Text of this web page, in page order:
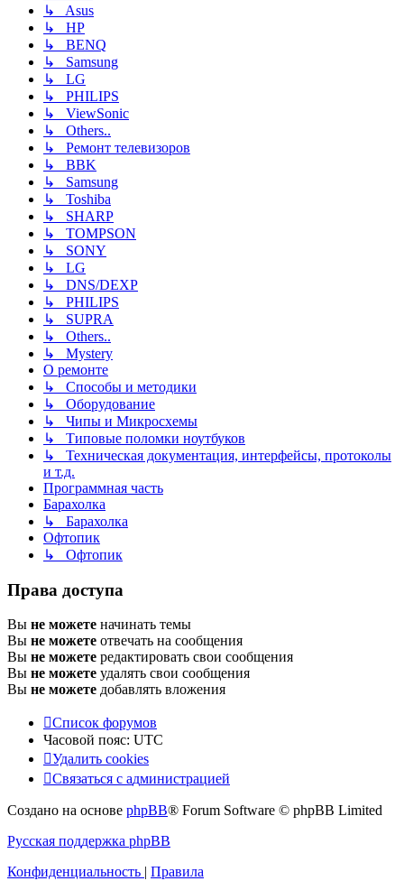
↳ Asus
↳ HP
↳ BENQ
↳ Samsung
↳ LG
↳ PHILIPS
↳ ViewSonic
↳ Others..
↳ Ремонт телевизоров
↳ BBK
↳ Samsung
↳ Toshiba
↳ SHARP
↳ TOMPSON
↳ SONY
↳ LG
↳ DNS/DEXP
↳ PHILIPS
↳ SUPRA
↳ Others..
↳ Mystery
О ремонте
↳ Способы и методики
↳ Оборудование
↳ Чипы и Микросхемы
↳ Типовые поломки ноутбуков
↳ Техническая документация, интерфейсы, протоколы
и т.д.
Программная часть
Барахолка
↳ Барахолка
Офтопик
↳ Офтопик
Права доступа
Вы не можете начинать темы
Вы не можете отвечать на сообщения
Вы не можете редактировать свои сообщения
Вы не можете удалять свои сообщения
Вы не можете добавлять вложения
Список форумов
Часовой пояс: UTC
Удалить cookies
Связаться
администрацией
Связаться с администрацией
Создано на основе phpBB® Forum Software © phpBB Limited
Русская поддержка phpBB
Конфиденциальность | Правила